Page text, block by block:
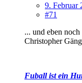
9. Februar
#71
... und eben noch
Christopher
Fuball ist ein